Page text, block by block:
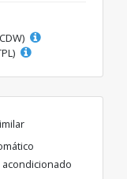
acondicionado